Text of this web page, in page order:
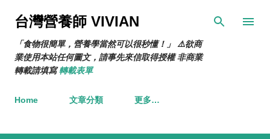
跳到主要內容
台灣營養師 VIVIAN
「食物很簡單，營養學當然可以很秒懂！」 ⚠️欲商
業使用本站任何圖文，請事先來信取得授權 非商業
轉載請填寫轉載表單
Home 文章分類 更多…